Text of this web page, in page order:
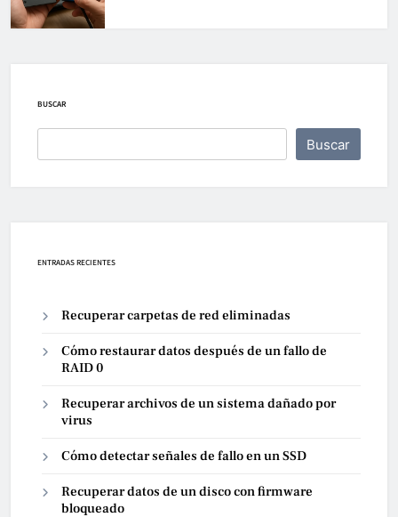
BUSCAR
Buscar
ENTRADAS RECIENTES
Recuperar carpetas de red eliminadas
Cómo restaurar datos después de un fallo de
RAID 0
Recuperar archivos de un sistema dañado por
virus
Cómo detectar señales de fallo en un SSD
Recuperar datos de un disco con firmware
bloqueado